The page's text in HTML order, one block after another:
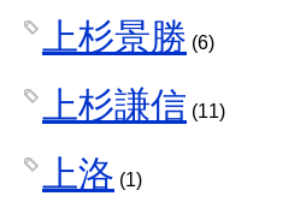
上杉景勝 (6)
上杉謙信 (11)
上洛 (1)